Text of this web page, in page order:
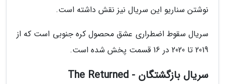
نوشتن سناریو این سریال نیز نقش داشته است.
سریال سقوط اضطراری عشق محصول کره جنوبی است که از
2019 تا 2020 در 16 قسمت پخش شده است.
سریال بازگشتگان - The Returned